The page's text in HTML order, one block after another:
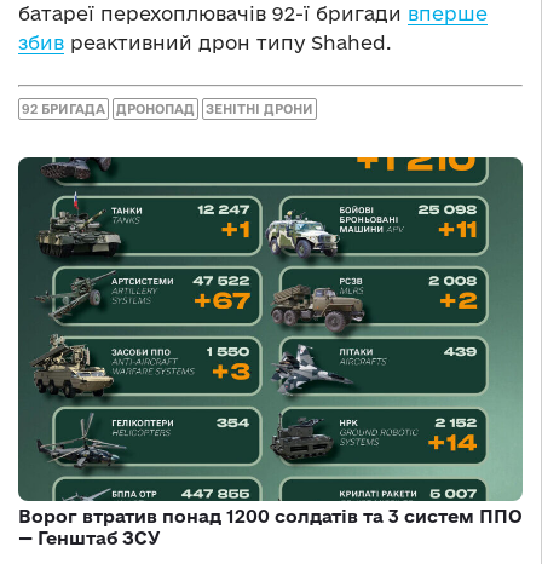
батареї перехоплювачів 92-ї бригади вперше
збив реактивний дрон типу Shahed.
92 БРИГАДА ДРОНОПАД ЗЕНІТНІ ДРОНИ
Ворог втратив понад 1200 солдатів та 3 систем ППО
— Генштаб ЗСУ